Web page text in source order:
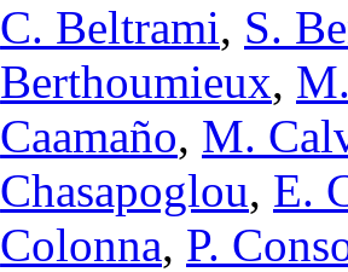
C. Beltrami, S.
Berthoumieux,
Caamaño, M.
Chasapoglou, E.
Colonna, P.